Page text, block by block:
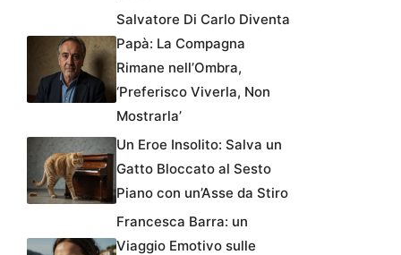
Salvatore Di Carlo Diventa
Papà: La Compagna
Rimane nell’Ombra,
‘Preferisco Viverla, Non
Mostrarla’
Un Eroe Insolito: Salva un
Gatto Bloccato al Sesto
Piano con un’Asse da Stiro
Francesca Barra: un
Viaggio Emotivo sulle